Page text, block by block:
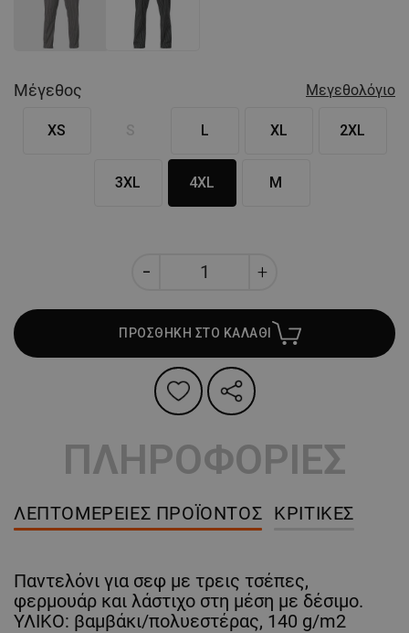
Μέγεθος Μεγεθολόγιο
XS L XL 2XL
3XL 4XL M
ΠΡΟΣΘΗΚΗ ΣΤΟ ΚΑΛΑΘΙ
ΠΛΗΡΟΦΟΡΙΕΣ
ΛΕΠΤΟΜΈΡΕΙΕΣ ΠΡΟΪΌΝΤΟΣ ΚΡΙΤΙΚΈΣ
Παντελόνι για σεφ με τρεις τσέπες,
φερμουάρ και λάστιχο στη μέση με δέσιμο.
ΥΛΙΚΟ: βαμβάκι/πολυεστέρας, 140 g/m2